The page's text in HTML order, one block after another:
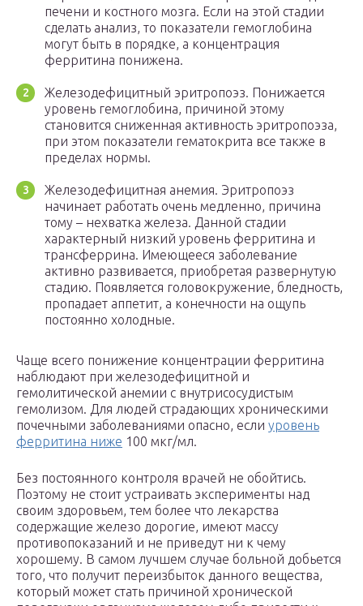
печени и костного мозга. Если на этой стадии
сделать анализ, то показатели гемоглобина
могут быть в порядке, а концентрация
ферритина понижена.
Железодефицитный эритропоэз. Понижается
уровень гемоглобина, причиной этому
становится сниженная активность эритропоэза,
при этом показатели гематокрита все также в
пределах нормы.
Железодефицитная анемия. Эритропоэз
начинает работать очень медленно, причина
тому – нехватка железа. Данной стадии
характерный низкий уровень ферритина и
трансферрина. Имеющееся заболевание
активно развивается, приобретая развернутую
стадию. Появляется головокружение, бледность,
пропадает аппетит, а конечности на ощупь
постоянно холодные.
Чаще всего понижение концентрации ферритина
наблюдают при железодефицитной и
гемолитической анемии с внутрисосудистым
гемолизом. Для людей страдающих хроническими
почечными заболеваниями опасно, если уровень
ферритина ниже 100 мкг/мл.
Без постоянного контроля врачей не обойтись.
Поэтому не стоит устраивать эксперименты над
своим здоровьем, тем более что лекарства
содержащие железо дорогие, имеют массу
противопоказаний и не приведут ни к чему
хорошему. В самом лучшем случае больной добьется
того, что получит переизбыток данного вещества,
который может стать причиной хронической